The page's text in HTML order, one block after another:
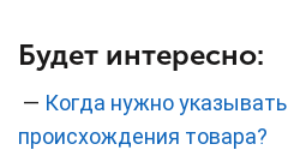
Будет интересно:
— Когда нужно
происхождения товара?